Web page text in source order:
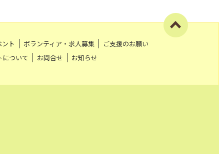
ント ボランティア・求人募集
ご支援のお願い
について お問合せ お知らせ